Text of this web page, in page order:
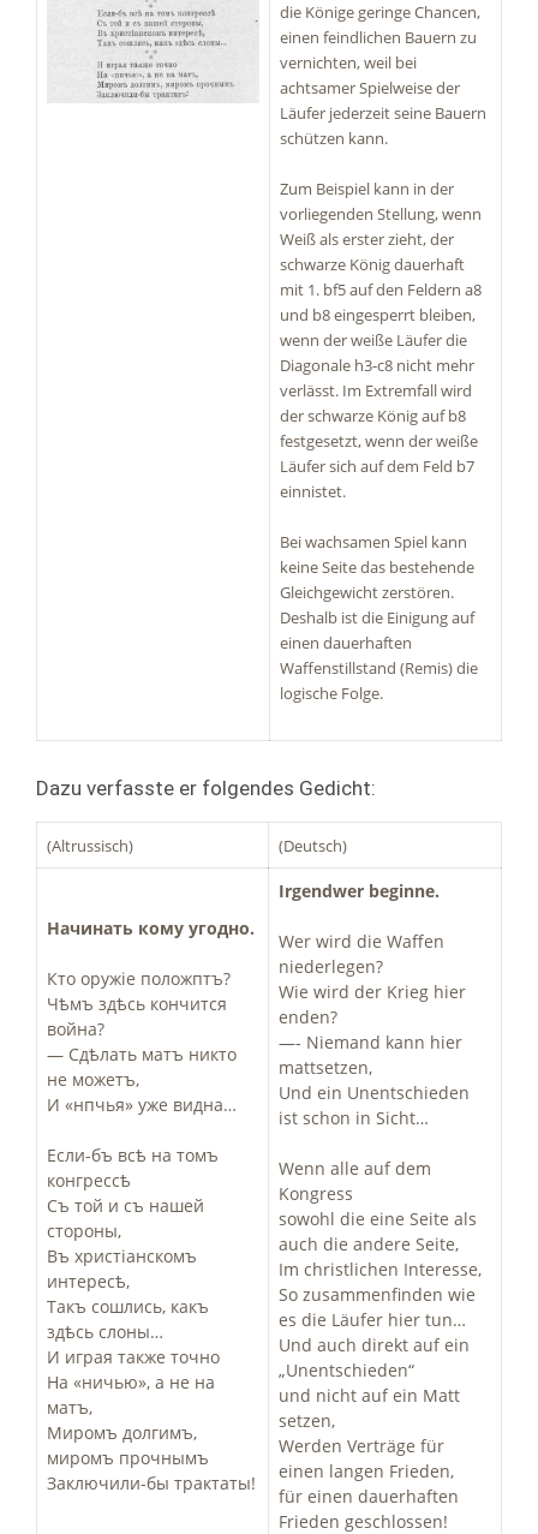
die Könige geringe Chancen,
einen feindlichen Bauern zu
vernichten, weil bei
achtsamer Spielweise der
Läufer jederzeit seine Bauern
schützen kann.
Zum Beispiel kann in der
vorliegenden Stellung, wenn
Weiß als erster zieht, der
schwarze König dauerhaft
mit 1. bf5 auf den Feldern a8
und b8 eingesperrt bleiben,
wenn der weiße Läufer die
Diagonale h3-c8 nicht mehr
verlässt. Im Extremfall wird
der schwarze König auf b8
festgesetzt, wenn der weiße
Läufer sich auf dem Feld b7
einnistet.
Bei wachsamen Spiel kann
keine Seite das bestehende
Gleichgewicht zerstören.
Deshalb ist die Einigung auf
einen dauerhaften
Waffenstillstand (Remis) die
logische Folge.
Dazu verfasste er folgendes Gedicht:
(Altrussisch) (Deutsch)
Начинать кому угодно.
Кто оружіе положптъ?
Чѣмъ здѣсь кончится
война?
— Сдѣлать матъ никто
не можетъ,
И «нпчья» уже видна…
Если­-бъ всѣ на томъ
конгрессѣ
Съ той и съ нашей
стороны,
Въ христіанскомъ
интересѣ,
Такъ сошлись, какъ
здѣсь слоны…
И играя также точно
На «ничью», а не на
матъ,
Миромъ долгимъ,
миромъ прочнымъ
Заключили-­бы трактаты!
Irgendwer beginne.
Wer wird die Waffen
niederlegen?
Wie wird der Krieg hier
enden?
—- Niemand kann hier
mattsetzen,
Und ein Unentschieden
ist schon in Sicht…
Wenn alle auf dem
Kongress
sowohl die eine Seite als
auch die andere Seite,
Im christlichen Interesse,
So zusammenfinden wie
es die Läufer hier tun…
Und auch direkt auf ein
„Unentschieden“
und nicht auf ein Matt
setzen,
Werden Verträge für
einen langen Frieden,
für einen dauerhaften
Frieden geschlossen!